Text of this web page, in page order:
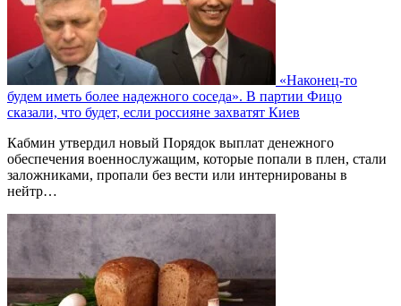
«Наконец-то
будем иметь более надежного соседа». В партии Фицо
сказали, что будет, если россияне захватят Киев
Кабмин утвердил новый Порядок выплат денежного
обеспечения военнослужащим, которые попали в плен, стали
заложниками, пропали без вести или интернированы в
нейтр…